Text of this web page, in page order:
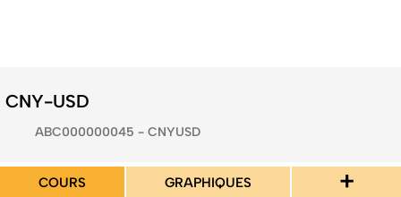
CNY-USD
ABC000000045 - CNYUSD
COURS GRAPHIQUES +